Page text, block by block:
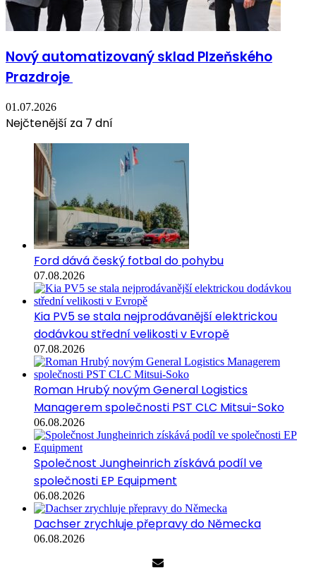
Nový automatizovaný sklad Plzeňského
Prazdroje
01.07.2026
Nejčtenější za 7 dní
Ford dává český fotbal do pohybu
07.08.2026
Kia PV5 se stala nejprodávanější elektrickou
dodávkou střední velikosti v Evropě
07.08.2026
Roman Hrubý novým General Logistics
Managerem společnosti PST CLC Mitsui-Soko
06.08.2026
Společnost Jungheinrich získává podíl ve
společnosti EP Equipment
06.08.2026
Dachser zrychluje přepravy do Německa
06.08.2026